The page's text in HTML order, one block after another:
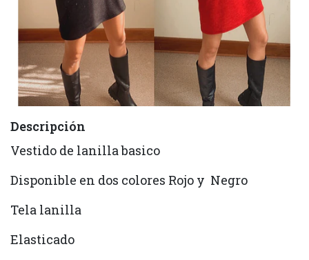
Descripción
Vestido de lanilla basico
Disponible en dos colores Rojo y Negro
Tela lanilla
Elasticado